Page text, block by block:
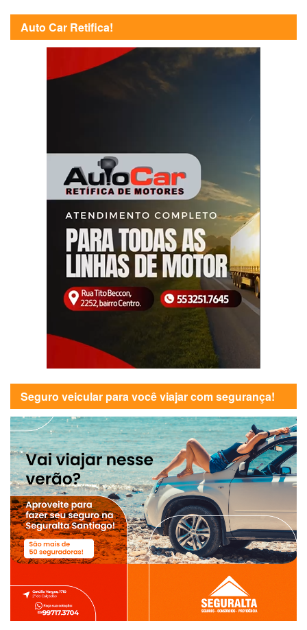
Auto Car Retifica!
Seguro veicular para você viajar com segurança!